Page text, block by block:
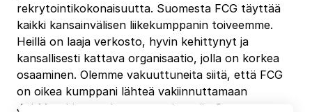
rekrytointikokonaisuutta. Suomesta FCG täyttää
kaikki kansainvälisen liikekumppanin toiveemme.
Heillä on laaja verkosto, hyvin kehittynyt ja
kansallisesti kattava organisaatio, jolla on korkea
osaaminen. Olemme vakuuttuneita siitä, että FCG
on oikea kumppani lähteä vakiinnuttamaan
JobMatchin soveltuvuustestit myös Suomen